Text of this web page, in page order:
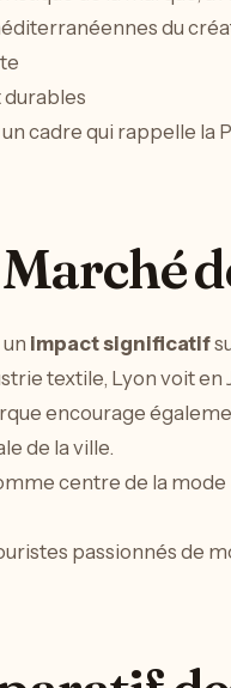
du
durables
cadre qui rappelle la
impact significatif
textile, Lyon voit
encourage
de la ville.
centre de la mode
passionnés de